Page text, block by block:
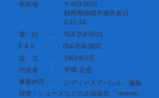
所在地 ・・・〒420-0823
静岡県静岡市葵区春日
2-11-10
電 話 ・・・054-254-5511
F A X ・・・054-254-3932
設 立 ・・・1961年2月
代表者 ・・・平岡 正也
レディースアパレル・服飾
雑貨・シューズなどの企画販売 「meirire」
​事業内容・・・